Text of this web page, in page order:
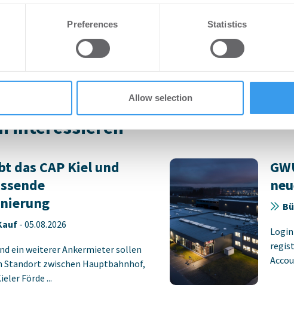
content and ads, to provide social media features and to
provided to them or that they’ve collected from your use of their
Preferences Statistics
Allow selection
verbessern sich für
JLL
mit
interessieren
das CAP Kiel und
- 05.08.2026
ein weiterer Ankermieter sollen
Standort zwischen Hauptbahnhof,
Förde ...